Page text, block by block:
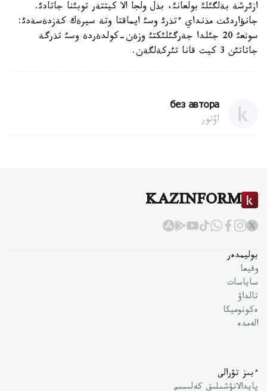
ازئرشة بةلگئلئ بولعانئ، بذل ولجا الا كيتتةر توبئنا جاتادئ.
جانؤاردئث مذنداي ءتذرئ وسئ ايماقتا وتة سيرةك كةزدةسةدئ:
سوثعئ 20 جئلدا جةرگئلئكتئ وزةن-كولدةردة وسئ تذرگة
جاتاتئن 3 كيت قانا تئركةلگةن.
без автора
اۆتور
KAZINFORM
بوليمدەر
وقيعا
ساياسات
تالداۋ
ەكونوميكا
الەمدە
ءبىز تۋرالى
پايدالانۋشىلىق كەلىسىم